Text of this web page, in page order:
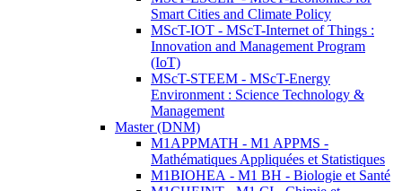
Smart Cities and Climate Policy
MScT-IOT - MScT-Internet of Things :
Innovation and Management Program
(IoT)
MScT-STEEM - MScT-Energy
Environment : Science Technology &
Management
Master (DNM)
M1APPMATH - M1 APPMS -
Mathématiques Appliquées et Statistiques
M1BIOHEA - M1 BH - Biologie et Santé